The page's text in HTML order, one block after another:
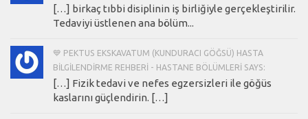
[…] birkaç tıbbi disiplinin iş birliğiyle gerçekleştirilir.
Tedaviyi üstlenen ana bölüm...
💙 PEKTUS EKSKAVATUM (KUNDURACI GÖĞSÜ) HASTA
BILGILENDIRME REHBERI - HASTANE BÖLÜMLERI SAYS:
[…] Fizik tedavi ve nefes egzersizleri ile göğüs
kaslarını güçlendirin. […]